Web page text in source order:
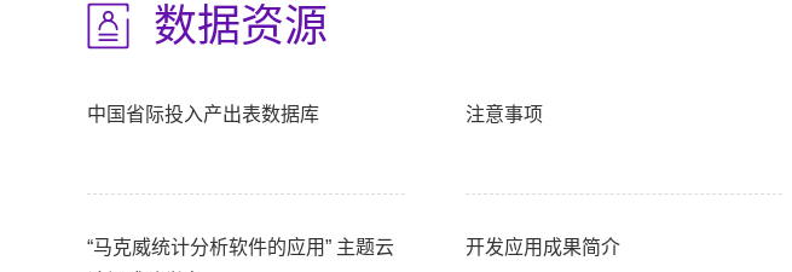
数据资源
中国省际投入产出表数据库 注意事项
“马克威统计分析软件的应用” 主题云
开发应用成果简介